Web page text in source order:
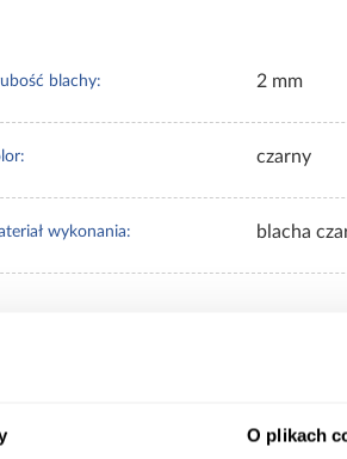
O plikach
blachy: 2 mm
czarny
wykonania: blacha